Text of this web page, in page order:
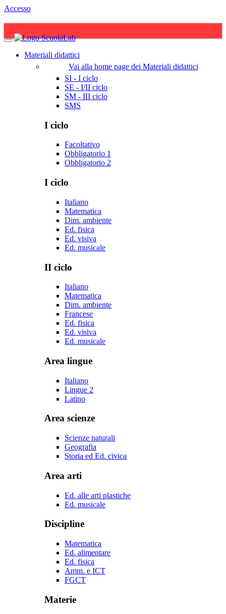
Accesso
Materiali didattici
Vai alla home page dei Materiali didattici
SI - I ciclo
SE - I/II ciclo
SM - III ciclo
SMS
I ciclo
Facoltativo
Obbligatorio 1
Obbligatorio 2
I ciclo
Italiano
Matematica
Dim. ambiente
Ed. fisica
Ed. visiva
Ed. musicale
II ciclo
Italiano
Matematica
Dim. ambiente
Francese
Ed. fisica
Ed. visiva
Ed. musicale
Area lingue
Italiano
Lingue 2
Latino
Area scienze
Scienze naturali
Geografia
Storia ed Ed. civica
Area arti
Ed. alle arti plastiche
Ed. musicale
Discipline
Matematica
Ed. alimentare
Ed. fisica
Amm. e ICT
FGCT
Materie